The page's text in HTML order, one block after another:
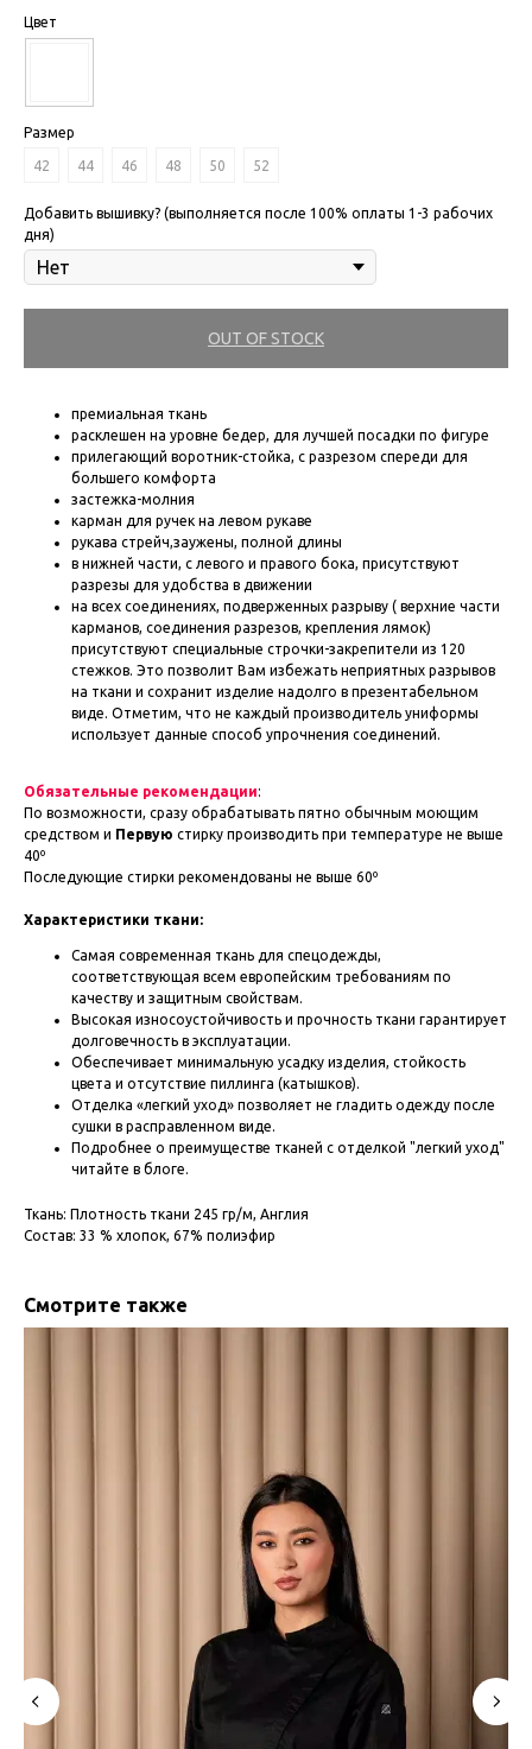
Цвет
Размер
42 44 46 48 50 52
Добавить вышивку? (выполняется после 100% оплаты 1-3 рабочих
дня)
OUT OF STOCK
премиальная ткань
расклешен на уровне бедер, для лучшей посадки по фигуре
прилегающий воротник-стойка, с разрезом спереди для
большего комфорта
застежка-молния
карман для ручек на левом рукаве
рукава стрейч,заужены, полной длины
в нижней части, с левого и правого бока, присутствуют
разрезы для удобства в движении
на всех соединениях, подверженных разрыву ( верхние части
карманов, соединения разрезов, крепления лямок)
присутствуют специальные строчки-закрепители из 120
стежков. Это позволит Вам избежать неприятных разрывов
на ткани и сохранит изделие надолго в презентабельном
виде. Отметим, что не каждый производитель униформы
использует данные способ упрочнения соединений.
Обязательные рекомендации:
По возможности, сразу обрабатывать пятно обычным моющим
средством и Первую стирку производить при температуре не выше
40º
Последующие стирки рекомендованы не выше 60º
Характеристики ткани:
Самая современная ткань для спецодежды,
соответствующая всем европейским требованиям по
качеству и защитным свойствам.
Высокая износоустойчивость и прочность ткани гарантирует
долговечность в эксплуатации.
Обеспечивает минимальную усадку изделия, стойкость
цвета и отсутствие пиллинга (катышков).
Отделка «легкий уход» позволяет не гладить одежду после
сушки в расправленном виде.
Подробнее о преимуществе тканей с отделкой "легкий уход"
читайте в блоге.
Ткань: Плотность ткани 245 гр/м, Англия
Состав: 33 % хлопок, 67% полиэфир
Смотрите также